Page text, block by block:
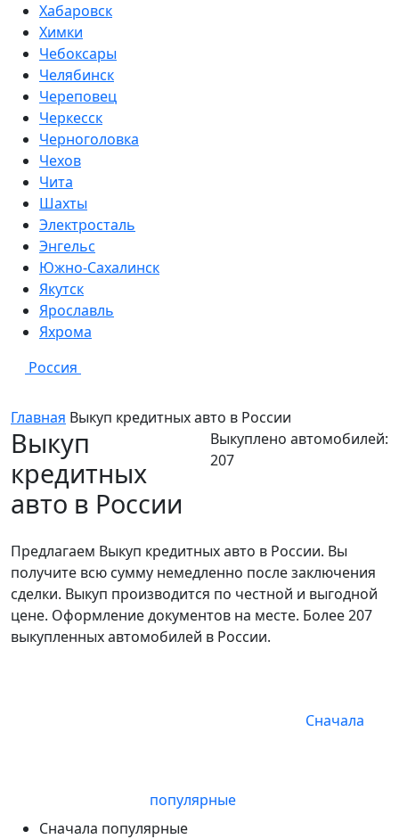
Хабаровск
Химки
Чебоксары
Челябинск
Череповец
Черкесск
Черноголовка
Чехов
Чита
Шахты
Электросталь
Энгельс
Южно-Сахалинск
Якутск
Ярославль
Яхрома
Россия
Главная Выкуп кредитных авто в России
Выкуп
кредитных
авто в России
Выкуплено автомобилей:
207
Предлагаем Выкуп кредитных авто в России. Вы
получите всю сумму немедленно после заключения
сделки. Выкуп производится по честной и выгодной
цене. Оформление документов на месте. Более 207
выкупленных автомобилей в России.
Сначала
популярные
Сначала популярные